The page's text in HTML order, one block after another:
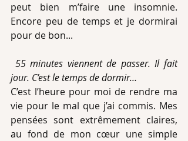
peut bien m’faire une insomnie.
Encore peu de temps et je dormirai
pour de bon...
jour. C’est le temps de dormir…
C’est l’heure pour moi de rendre ma
vie pour le mal que j’ai commis. Mes
pensées sont extrêmement claires,
au fond de mon cœur une simple